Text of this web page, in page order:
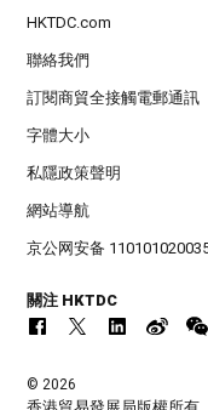
HKTDC.com
聯絡我們
訂閱商貿全接觸電郵通訊
字體大小
私隱政策聲明
網站導航
京公网安备
關注 HKTDC
© 2026